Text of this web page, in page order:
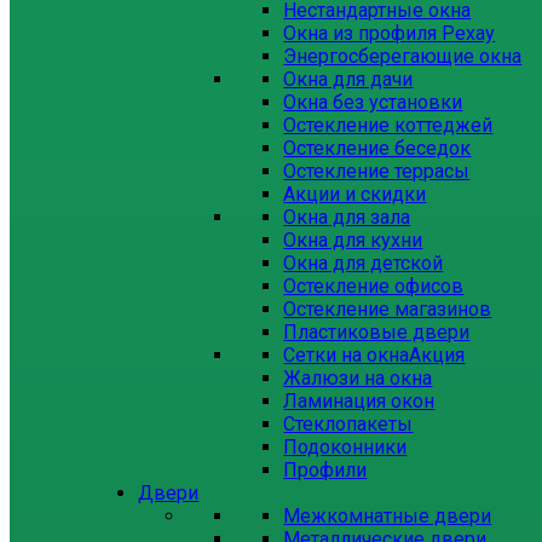
Нестандартные окна
Окна из профиля Рехау
Энергосберегающие окна
Окна для дачи
Окна без установки
Остекление коттеджей
Остекление беседок
Остекление террасы
Акции и скидки
Окна для зала
Окна для кухни
Окна для детской
Остекление офисов
Остекление магазинов
Пластиковые двери
Сетки на окнаАкция
Жалюзи на окна
Ламинация окон
Стеклопакеты
Подоконники
Профили
Двери
Межкомнатные двери